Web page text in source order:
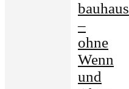
bauhaus
–
ohne
Wenn
und